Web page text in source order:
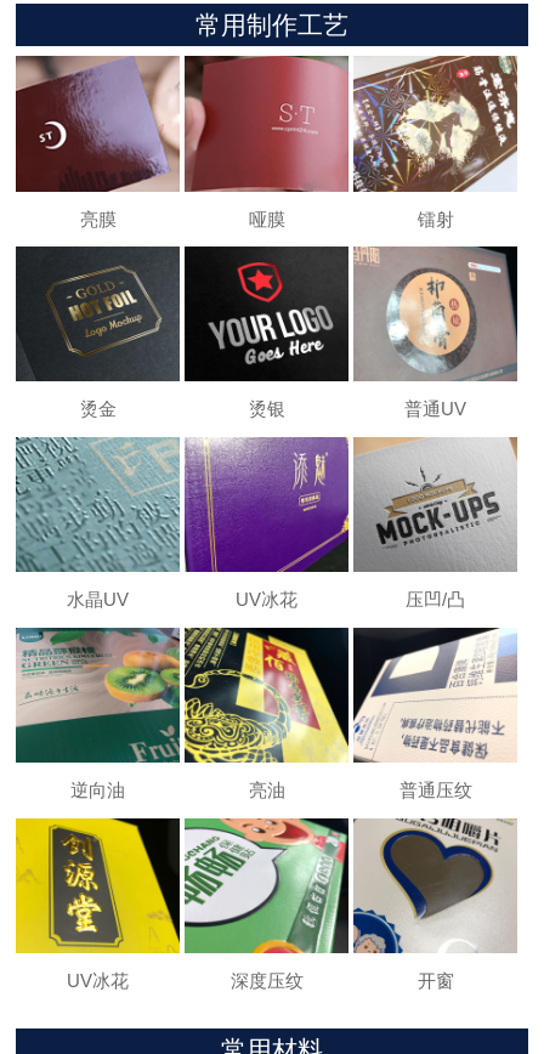
常用制作工艺
亮膜 哑膜 镭射
烫金 烫银 普通UV
水晶UV UV冰花 压凹/凸
逆向油 亮油 普通压纹
UV冰花 深度压纹 开窗